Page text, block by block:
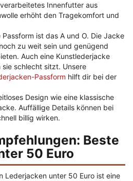
Innenfutter aus
erhöht den Tragekomfort und
Passform ist das A und O. Die Jacke
zu weit sein und genügend
Auch eine Kunstlederjacke
sie schlecht sitzt. Unsere
Passform hilft dir bei der
Design wie eine klassische
Auffällige Details können bei
billig wirken.
Beste
50 Euro
Lederjacken unter 50 Euro ist eine